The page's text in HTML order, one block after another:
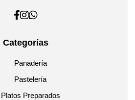
Categorías
Panadería
Pastelería
Platos Preparados